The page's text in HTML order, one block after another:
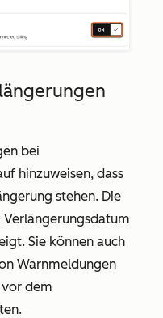
bei
hinzuweisen, dass
stehen. Die
Sie können auch
Warnmeldungen
vor dem